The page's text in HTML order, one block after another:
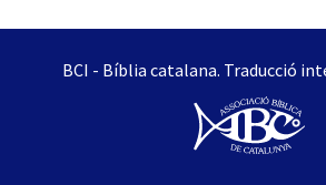
BCI - Bíblia catalana. Traducció